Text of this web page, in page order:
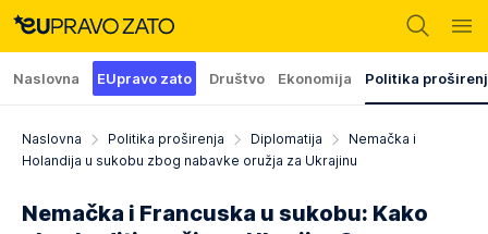
Naslovna EUpravo zato Društvo Ekonomija Politika
Naslovna Politika proširenja Diplomatija
Nemačka i
Holandija u sukobu zbog nabavke oružja za Ukrajinu
Nemačka i Francuska u sukobu: Kako